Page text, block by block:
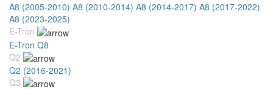
A8 (2005-2010) A8 (2010-2014) A8 (2014-2017) A8 (2017-2022)
A8 (2023-2025)
E-Tron
E-Tron Q8
Q2
Q2 (2016-2021)
Q3